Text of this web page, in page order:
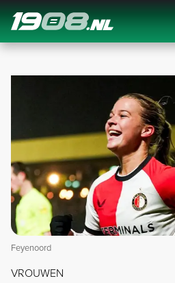
Navigation
Feyenoord
VROUWEN